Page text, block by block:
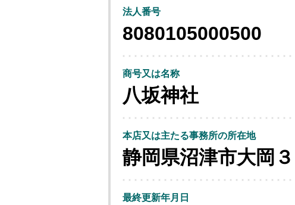
法人番号
8080105000500
商号又は名称
八坂神社
本店又は主たる事務所の所在地
静岡県沼津市大岡
最終更新年月日